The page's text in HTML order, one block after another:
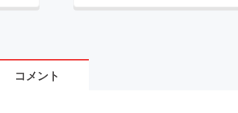
コメント